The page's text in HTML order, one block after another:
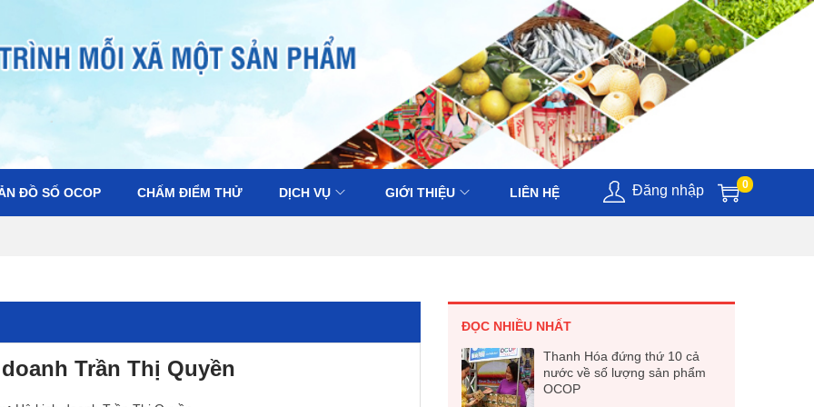
ĐỒ SỐ OCOP CHẤM ĐIỂM THỬ DỊCH VỤ GIỚI THIỆU LIÊN HỆ Đăng nhập 0
Trần Thị Quyền
ĐỌC NHIỀU NHẤT
Thanh Hóa đứng thứ 10 cả
nước về số lượng sản phẩm
OCOP